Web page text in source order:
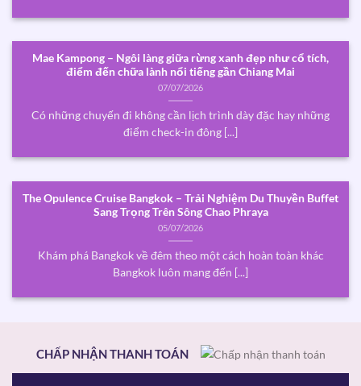
Mae Kampong – Ngôi làng giữa rừng xanh đẹp như cổ tích,
điểm đến chữa lành nổi tiếng gần Chiang Mai
07/07/2026
Có những chuyến đi không cần lịch trình dày đặc hay những
điểm check-in đông [...]
The Opulence Cruise Bangkok – Trải Nghiệm Du Thuyền Buffet
Sang Trọng Trên Sông Chao Phraya
05/07/2026
Khám phá Bangkok về đêm theo một cách hoàn toàn khác
Bangkok luôn mang đến [...]
CHẤP NHẬN THANH TOÁN